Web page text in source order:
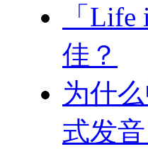
「
佳？
为什
式发音